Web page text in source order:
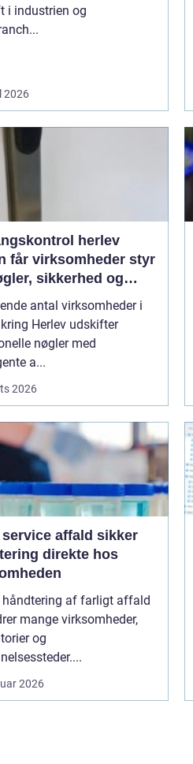
i industrien og
2026
herlev
får virksomheder styr
sikkerhed og
antal virksomheder i
Herlev udskifter
nøgler med
a...
2026
affald sikker
direkte hos
håndtering af farligt affald
mange virksomheder,
og
2026